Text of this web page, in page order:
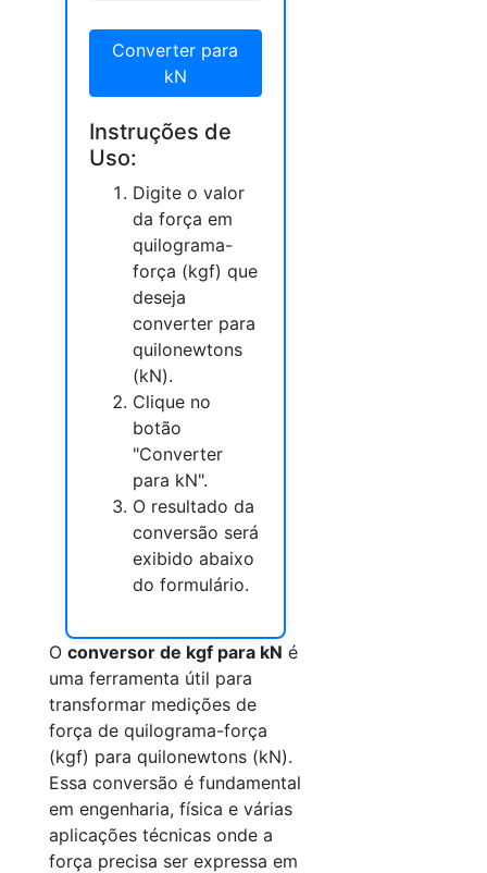
Converter para
kN
Instruções de
Uso:
Digite o valor
da força em
quilograma-
força (kgf) que
deseja
converter para
quilonewtons
(kN).
Clique no
botão
"Converter
para kN".
O resultado da
conversão será
exibido abaixo
do formulário.
O conversor de kgf para kN é
uma ferramenta útil para
transformar medições de
força de quilograma-força
(kgf) para quilonewtons (kN).
Essa conversão é fundamental
em engenharia, física e várias
aplicações técnicas onde a
força precisa ser expressa em